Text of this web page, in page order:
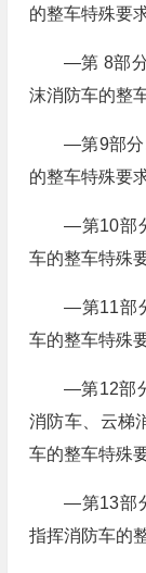
的整车特殊要
—第 8部
沫消防车的整
—第9部分
的整车特殊要
—第10部
车的整车特殊
—第11部
车的整车特殊
—第12部
消防车、云梯
车的整车特殊
—第13部
指挥消防车的